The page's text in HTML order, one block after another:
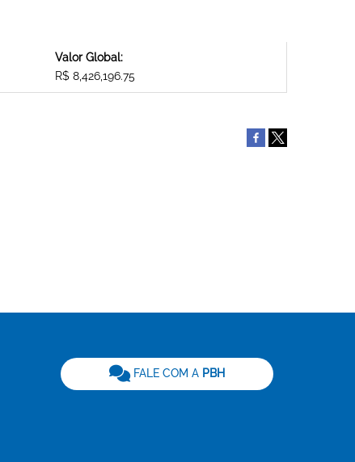
Valor Global:
R$ 8,426,196.75
FALE COM A PBH